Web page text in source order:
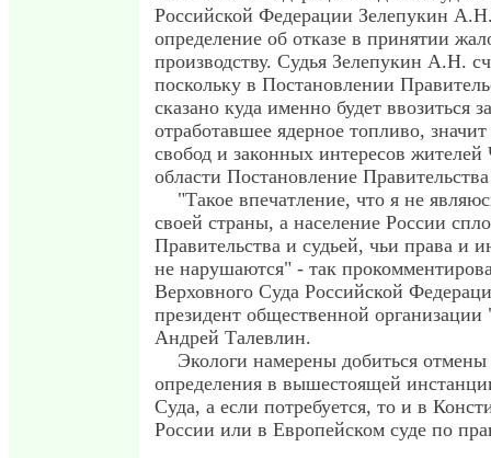
Российской Федерации Зелепукин
определение об отказе в принятии
производству. Судья Зелепукин А.Н.
поскольку в Постановлении
сказано куда именно будет ввозиться
отработавшее ядерное топливо,
свобод и законных интересов жителей
области Постановление
"Такое впечатление, что я не
своей страны, а население России
Правительства и судьей, чьи права и
не нарушаются" - так
Верховного Суда Российской
президент общественной
Андрей Талевлин.
Экологи намерены добиться отмены
определения в вышестоящей
Суда, а если потребуется, то и в
России или в Европейском суде по